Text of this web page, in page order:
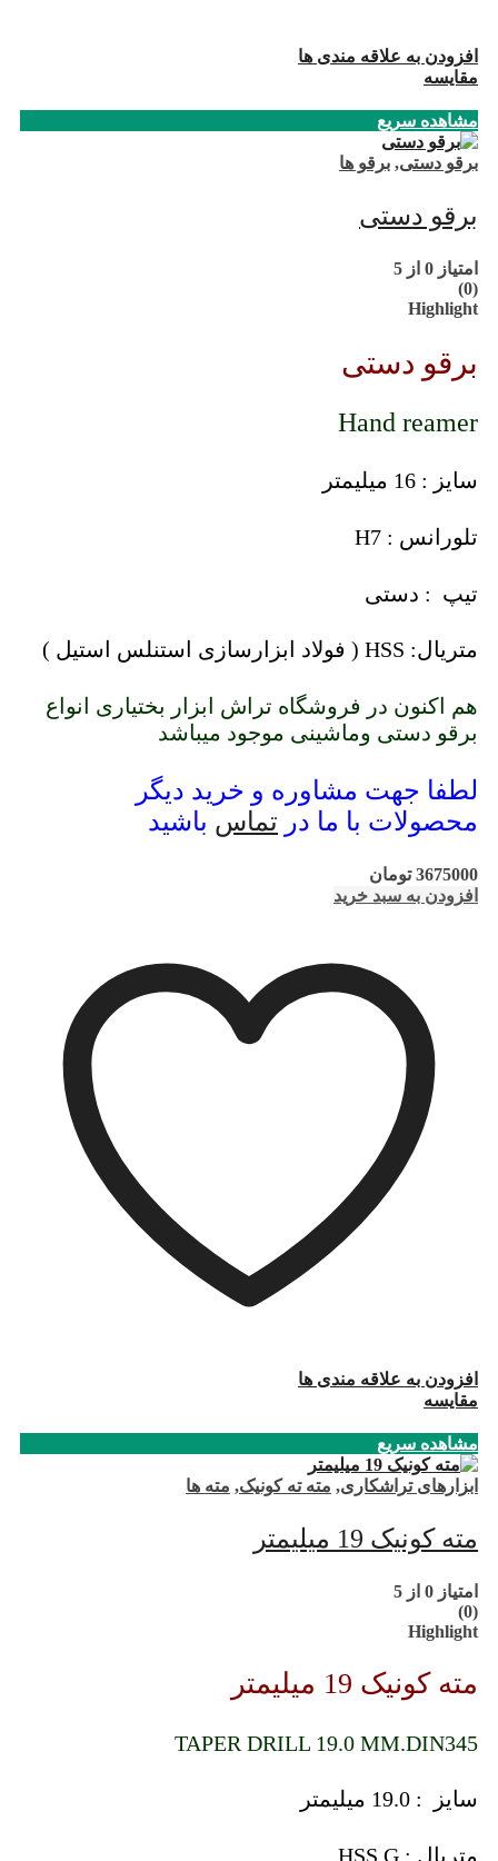
افزودن به علاقه مندی ها
مقایسه
مشاهده سریع
برقو دستی, برقو ها
برقو دستی
امتیاز 0 از 5
(0)
Highlight
برقو دستی
Hand reamer
سایز : 16 میلیمتر
تلورانس : H7
تیپ : دستی
متریال: HSS ( فولاد ابزارسازی استنلس استیل )
هم اکنون در فروشگاه تراش ابزار بختیاری انواع
برقو دستی وماشینی موجود میباشد
لطفا جهت مشاوره و خرید دیگر
محصولات با ما در تماس باشید
3675000 تومان
افزودن به سبد خرید
افزودن به علاقه مندی ها
مقایسه
مشاهده سریع
ابزارهای تراشکاری, مته ته کونیک, مته ها
مته کونیک 19 میلیمتر
امتیاز 0 از 5
(0)
Highlight
مته کونیک 19 میلیمتر
TAPER DRILL 19.0 MM.DIN345
سایز : 19.0 میلیمتر
متریال : HSS.G